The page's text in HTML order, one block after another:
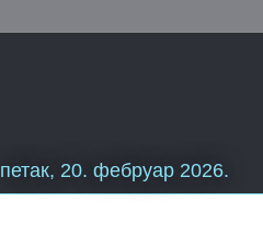
петак, 20. фебруар 2026.